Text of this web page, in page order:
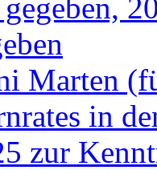
Marten
in
zur